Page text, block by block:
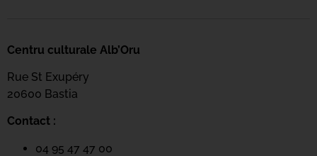
Centru culturale Alb’Oru
Rue St Exupéry
20600 Bastia
Contact :
04 95 47 47 00